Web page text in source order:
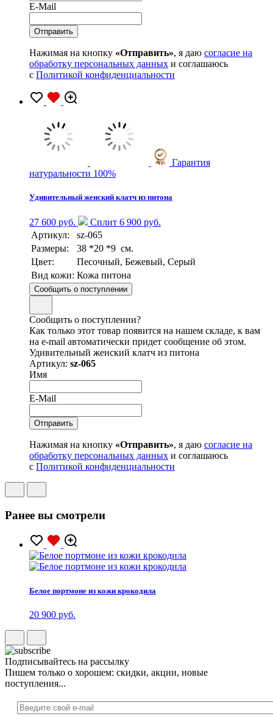
E-Mail
Нажимая на кнопку «Отправить», я даю согласие на
обработку персональных данных и соглашаюсь
с Политикой конфиденциальности
Гарантия
натуральности 100%
Удивительный женский клатч из питона
27 600 руб.
Сплит 6 900 руб.
Артикул:
sz-065
Размеры:
38 *20 *9 см.
Цвет:
Песочный, Бежевый, Серый
Вид кожи: Кожа питона
Сообщить о поступлении
Сообщить о поступлении?
Как только этот товар появится на нашем складе, к вам
на e-mail автоматически придет сообщение об этом.
Удивительный женский клатч из питона
Артикул: sz-065
Имя
E-Mail
Нажимая на кнопку «Отправить», я даю согласие на
обработку персональных данных и соглашаюсь
с Политикой конфиденциальности
Ранее вы смотрели
Белое портмоне из кожи крокодила
20 900 руб.
Подписывайтесь на рассылку
Пишем только о хорошем: скидки, акции, новые
поступления...